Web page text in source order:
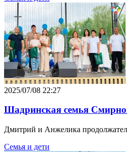
2025/07/08 22:27
Шадринская семья
Дмитрий и Анжелика
Семья и дети